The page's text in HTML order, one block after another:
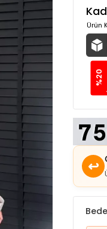
Ürün
%
2
0
İ
n
d
i
r
i
↩